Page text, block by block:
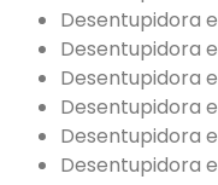
Desentupidora
Desentupidora
Desentupidora
Desentupidora
Desentupidora
Desentupidora